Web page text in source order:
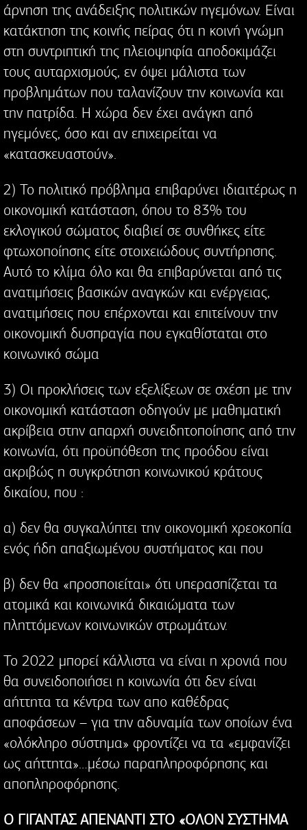
άρνηση της ανάδειξης πολιτικών ηγεμόνων. Είναι
κατάκτηση της κοινής πείρας ότι η κοινή γνώμη
στη συντριπτική της πλειοψηφία αποδοκιμάζει
τους αυταρχισμούς, εν όψει μάλιστα των
προβλημάτων που ταλανίζουν την κοινωνία και
την πατρίδα. Η χώρα δεν έχει ανάγκη από
ηγεμόνες, όσο και αν επιχειρείται να
«κατασκευαστούν».
2) Το πολιτικό πρόβλημα επιβαρύνει ιδιαιτέρως η
οικονομική κατάσταση, όπου το 83% του
εκλογικού σώματος διαβιεί σε συνθήκες είτε
φτωχοποίησης είτε στοιχειώδους συντήρησης.
Αυτό το κλίμα όλο και θα επιβαρύνεται από τις
ανατιμήσεις βασικών αναγκών και ενέργειας,
ανατιμήσεις που επέρχονται και επιτείνουν την
οικονομική δυσπραγία που εγκαθίσταται στο
κοινωνικό σώμα
3) Οι προκλήσεις των εξελίξεων σε σχέση με την
οικονομική κατάσταση οδηγούν με μαθηματική
ακρίβεια στην απαρχή συνειδητοποίησης από την
κοινωνία, ότι προϋπόθεση της προόδου είναι
ακριβώς η συγκρότηση κοινωνικού κράτους
δικαίου, που :
α) δεν θα συγκαλύπτει την οικονομική χρεοκοπία
ενός ήδη απαξιωμένου συστήματος και που
β) δεν θα «προσποιείται» ότι υπερασπίζεται τα
ατομικά και κοινωνικά δικαιώματα των
πληττόμενων κοινωνικών στρωμάτων.
Το 2022 μπορεί κάλλιστα να είναι η χρονιά που
θα συνειδοποιήσει η κοινωνία ότι δεν είναι
αήττητα τα κέντρα των απο καθέδρας
αποφάσεων – για την αδυναμία των οποίων ένα
«ολόκληρο σύστημα» φροντίζει να τα «εμφανίζει
ως αήττητα»…μέσω παραπληροφόρησης και
αποπληροφόρησης.
Ο ΓΙΓΑΝΤΑΣ ΑΠΕΝΑΝΤΙ ΣΤΟ «ΟΛΟΝ ΣΥΣΤΗΜΑ